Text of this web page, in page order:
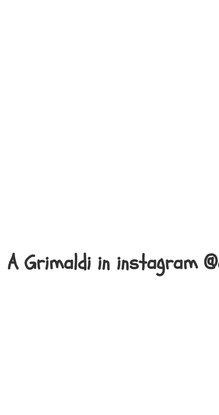
A Grimaldi in instagram